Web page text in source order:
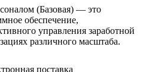
(Базовая) — это
обеспечение,
управления заработной
различного масштаба.